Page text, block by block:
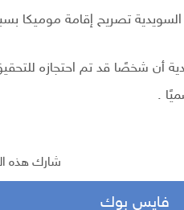
تصريح إقامة موميكا
أن شخصًا قد تم احتجازه
.
شارك هذه
فايس بوك